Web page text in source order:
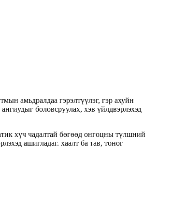
амьдралдаа гэрэлтүүлэг, гэр ахуйн
боловсруулах, хэв үйлдвэрлэхэд
хүч чадалтай бөгөөд онгоцны түлшний
ашигладаг. хаалт ба тав, тоног